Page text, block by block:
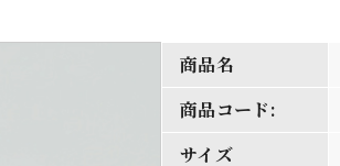
商品名
商品コード:
サイズ